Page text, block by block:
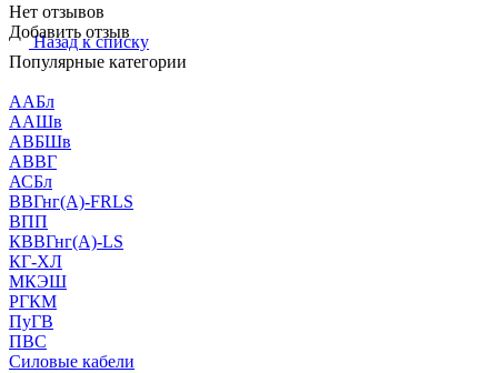
Нет отзывов
Добавить отзыв
Назад к списку
Популярные категории
ААБл
ААШв
АВБШв
АВВГ
АСБл
ВВГнг(А)-FRLS
ВПП
КВВГнг(А)-LS
КГ-ХЛ
МКЭШ
РГКМ
ПуГВ
ПВС
Силовые кабели